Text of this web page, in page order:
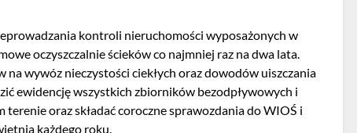
kontroli nieruchomości wyposażonych w
oczyszczalnie ścieków co najmniej raz na dwa lata.
wywóz nieczystości ciekłych oraz dowodów uiszczania
ewidencję wszystkich zbiorników bezodpływowych i
oraz składać coroczne sprawozdania do WIOŚ i
każdego roku.